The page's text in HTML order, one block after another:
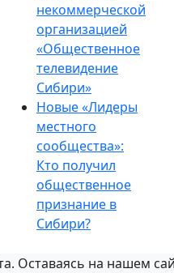
некоммерческой
организацией
«Общественное
телевидение
Сибири»
Новые «Лидеры
местного
сообщества»:
Кто получил
общественное
признание в
Сибири?
Оставаясь на нашем